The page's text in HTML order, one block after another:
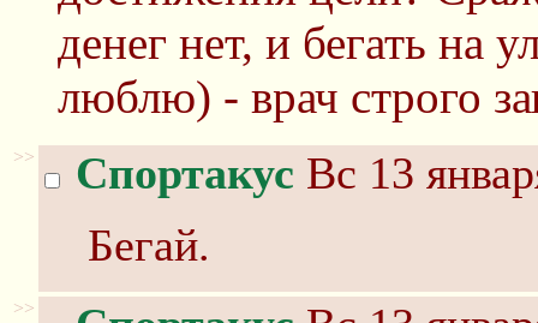
денег нет, и бегать на
люблю) - врач строго
>> Спортакус Вс 13
Бегай.
>>